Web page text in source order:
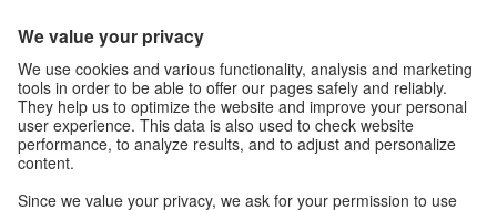
Kozi za Kijerumani za Goethe-Institut
Tovuti ya walimu “Deutschstunde”
Faragha na Ufikiaji